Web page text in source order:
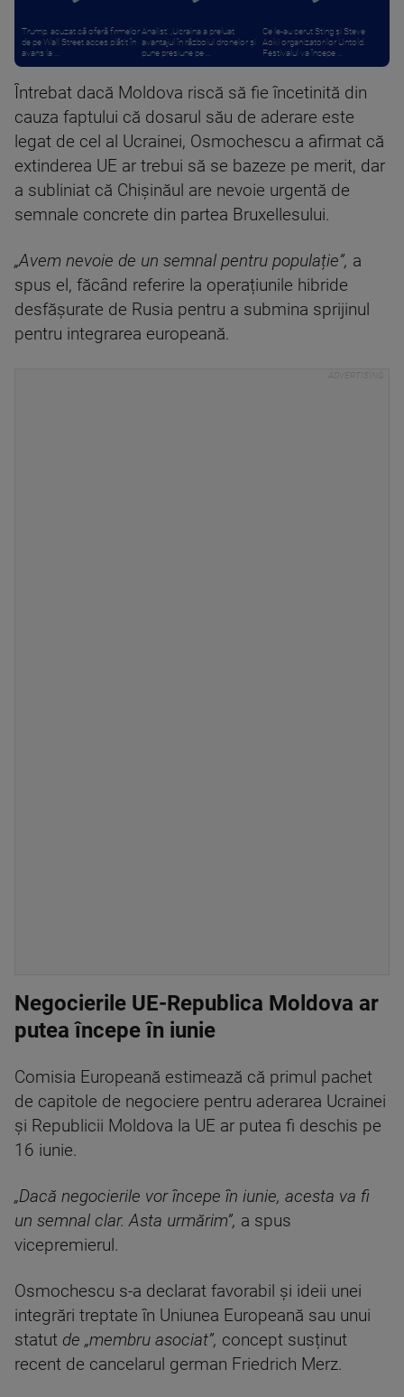
Trump, acuzat că oferă firmelor
de pe Wall Street acces plătit în
avans la ...
Analist: „Ucraina a preluat
avantajul în războiul dronelor și
pune presiune pe ...
Ce le-au cerut Sting și Steve
Aoki organizatorilor Untold.
Festivalul va începe ...
Întrebat dacă Moldova riscă să fie încetinită din
cauza faptului că dosarul său de aderare este
legat de cel al Ucrainei, Osmochescu a afirmat că
extinderea UE ar trebui să se bazeze pe merit, dar
a subliniat că Chișinăul are nevoie urgentă de
semnale concrete din partea Bruxellesului.
„Avem nevoie de un semnal pentru populație”, a
spus el, făcând referire la operațiunile hibride
desfășurate de Rusia pentru a submina sprijinul
pentru integrarea europeană.
Negocierile UE-Republica Moldova ar
putea începe în iunie
Comisia Europeană estimează că primul pachet
de capitole de negociere pentru aderarea Ucrainei
și Republicii Moldova la UE ar putea fi deschis pe
16 iunie.
„Dacă negocierile vor începe în iunie, acesta va fi
un semnal clar. Asta urmărim”, a spus
vicepremierul.
Osmochescu s-a declarat favorabil și ideii unei
integrări treptate în Uniunea Europeană sau unui
statut de „membru asociat”, concept susținut
recent de cancelarul german Friedrich Merz.